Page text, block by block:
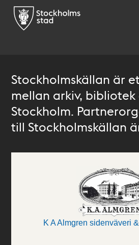
Stockholmskällan är
mellan arkiv, bibliotek
Stockholm.
till Stockholmskällan
K A Almgren sidenväveri